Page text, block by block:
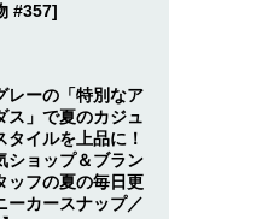
#357]
レーの「特別なア
ス」で夏のカジュ
タイルを上品に！
ショップ＆ブラン
ッフの夏の毎日更
ーカースナップ／